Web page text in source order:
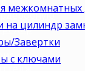
межкомнатных
на цилиндр
Завертки
с ключами